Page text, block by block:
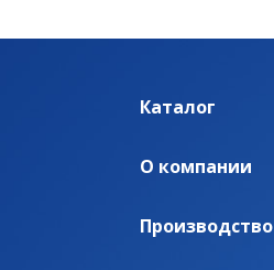
Каталог
О компании
Производство